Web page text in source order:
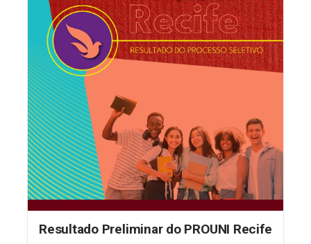
Resultado Preliminar do PROUNI Recife